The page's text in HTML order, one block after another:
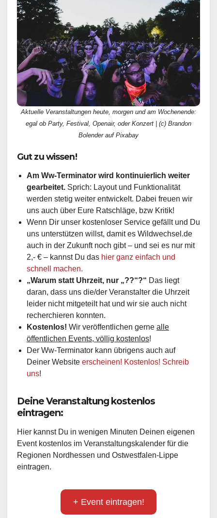
Aktuelle Veranstaltungen heute, morgen und am Wochenende:
egal ob Party, Festival, Openair, oder Konzert | (c) Brandon
Bolender auf Pixabay
Gut zu wissen!
Am Ww-Terminator wird kontinuierlich weiter
gearbeitet. Sprich: Layout und Funktionalität
werden stetig weiter entwickelt. Dabei freuen wir
uns auch über Eure Ratschläge, bzw Kritik!
Wenn Dir unser kostenloser Service gefällt und Du
uns unterstützen willst, damit es Wildwechsel.de
auch in der Zukunft noch gibt – und sei es nur mit
2,- € – kannst Du das hier ganz einfach und
schnell machen.
„Warum statt Uhrzeit, nur „??“?“ Das liegt
daran, dass uns die/der Veranstalter die Uhrzeit
leider nicht mitgeteilt hat und wir sie auch nicht
recherchieren konnten.
Kostenlos! Wir veröffentlichen gerne alle
öffentlichen Events, völlig kostenlos!
Der Ww-Terminator kann übrigens auch auf
Deiner Website erscheinen! Kostenlos! Schreib
uns!
Deine Veranstaltung kostenlos
eintragen:
Hier kannst Du in wenigen Minuten Deinen eigenen
Event kostenlos im Veranstaltungskalender für die
Regionen Nordhessen und Ostwestfalen-Lippe
eintragen.
+ Event eintragen!